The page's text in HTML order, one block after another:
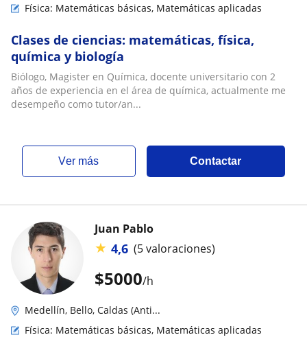
Física: Matemáticas básicas, Matemáticas aplicadas
Clases de ciencias: matemáticas, física,
química y biología
Biólogo, Magister en Química, docente universitario con 2
años de experiencia en el área de química, actualmente me
desempeño como tutor/an...
ver más Contactar
$5000/h
Juan Pablo
★ 4,6 (5 valoraciones)
Medellín, Bello, Caldas (Anti...
Física: Matemáticas básicas, Matemáticas aplicadas